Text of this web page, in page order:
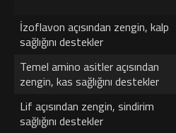
İzoflavon açısından zengin, kalp
sağlığını destekler
Temel amino asitler açısından
zengin, kas sağlığını destekler
Lif açısından zengin, sindirim
sağlığını destekler